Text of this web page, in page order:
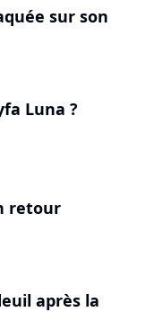
sur son
Luna ?
retour
après la